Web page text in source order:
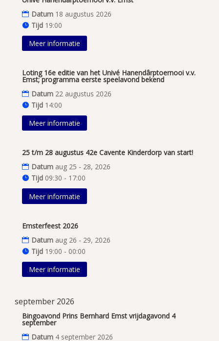
Datum 18 augustus 2026
Tijd 19:00
Meer informatie
Loting 16e editie van het Univé Hanendârptoernooi v.v.
Emst; programma eerste speelavond bekend
Datum 22 augustus 2026
Tijd 14:00
Meer informatie
25 t/m 28 augustus 42e Cavente Kinderdorp van start!
Datum aug 25 - 28, 2026
Tijd 09:30 - 17:00
Meer informatie
Emsterfeest 2026
Datum aug 26 - 29, 2026
Tijd 19:00 - 00:00
Meer informatie
september 2026
Bingoavond Prins Bernhard Emst vrijdagavond 4
september
Datum 4 september 2026